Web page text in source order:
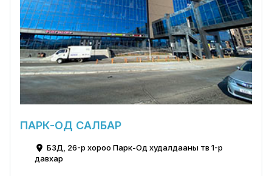
ПАРК-ОД САЛБАР
БЗД, 26-р хороо Парк-Од худалдааны төв 1-р
давхар